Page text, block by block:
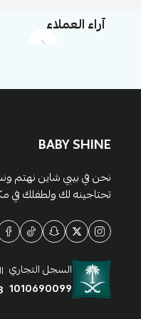
آراء العملاء
BABY SHINE
نحن في بيبي شاين نهتم
تحتاجينه لك ولطفلك في
السجل التجاري
1010690099